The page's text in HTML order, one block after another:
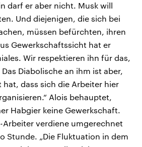
darf er aber nicht. Musk will
Und diejenigen, die sich bei
müssen befürchten, ihren
Gewerkschaftssicht hat er
Wir respektieren ihn für das,
Diabolische an ihm ist aber,
hat, dass sich die Arbeiter hier
Alois behauptet,
Habgier keine Gewerkschaft.
Arbeiter verdiene umgerechnet
Stunde. „Die Fluktuation in dem